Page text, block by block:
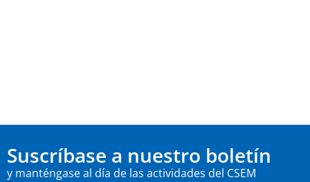
Suscríbase a nuestro boletín
y manténgase al día de las actividades del CSEM